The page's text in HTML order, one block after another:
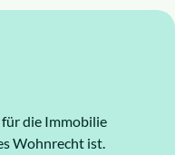
die Immobilie
Wohnrecht ist.